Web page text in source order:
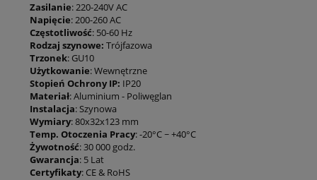
Zasilanie: 220-240V AC
Napięcie: 200-260 AC
Częstotliwość: 50-60 Hz
Rodzaj szynowe: Trójfazowa
Trzonek: GU10
Użytkowanie: Wewnętrzne
Stopień Ochrony IP: IP20
Materiał: Aluminium - Poliwęglan
Instalacja: Szynowa
Wymiary: 80x32x123 mm
Temp. Otoczenia Pracy: -20°C ~ +40°C
Żywotność: 30 000 godz.
Gwarancja: 5 Lat
Certyfikaty: CE & RoHS